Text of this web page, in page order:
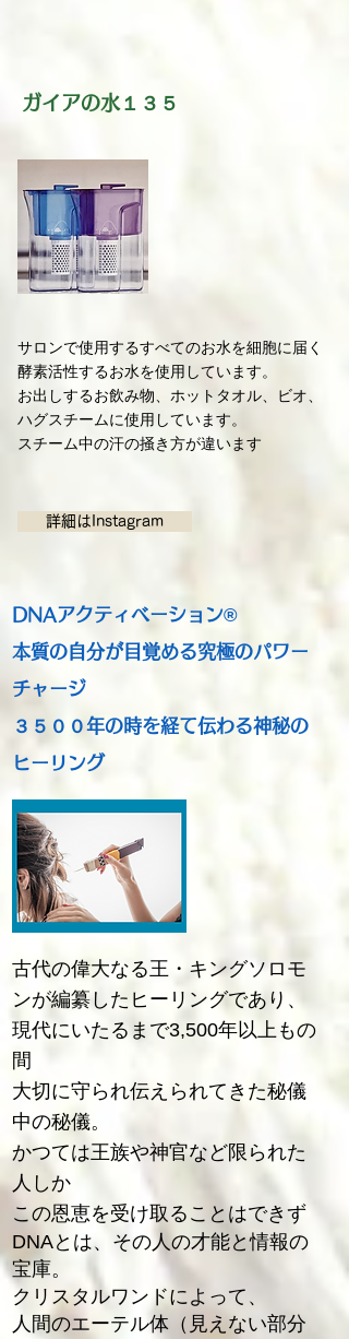
ガイアの水１３５
サロンで使用するすべてのお水を細胞に届く
酵素活性するお水を使用しています。
お出しするお飲み物、ホットタオル、ビオ、
ハグスチームに使用しています。
スチーム中の汗の掻き方が違います
詳細はInstagram
DNAアクティベーション®
本質の自分が目覚める究極のパワー
チャージ
３５００年の時を経て伝わる神秘の
ヒーリング
古代の偉大なる王・キングソロモ
ンが編纂したヒーリングであり、
現代にいたるまで3,500年以上もの
間
大切に守られ伝えられてきた秘儀
中の秘儀。
かつては王族や神官など限られた
人しか
この恩恵を受け取ることはできず
DNAとは、その人の才能と情報の
宝庫。
クリスタルワンドによって、
人間のエーテル体（見えない部分